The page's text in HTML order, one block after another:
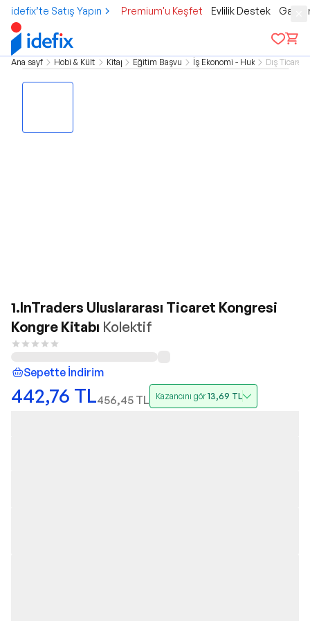
idefix’te Satış Yapın Premium'u Keşfet Evlilik Destek
Ana sayfa Hobi & Kültür Kitap Eğitim Başvuru İş Ekonomi - Hukuk Dış Ticaret
1.InTraders Uluslararası Ticaret Kongresi
Kongre Kitabı Kolektif
Sepette İndirim
442,76 TL456,45 TL Kazancını gör13,69 TL